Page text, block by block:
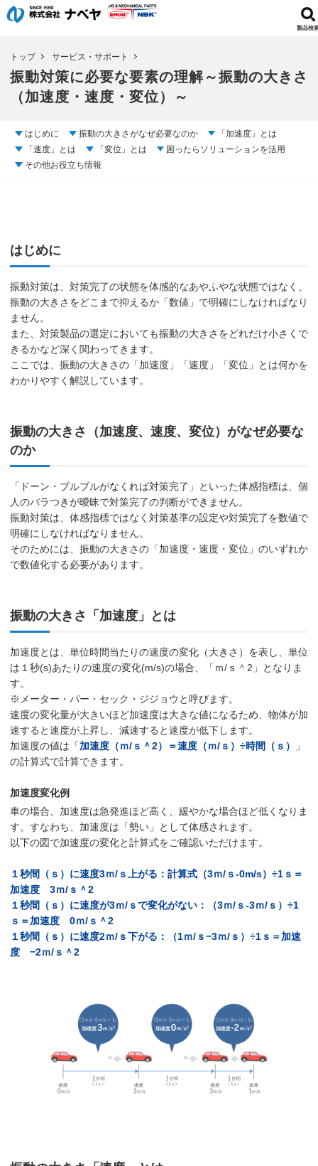
製品検
トップ サービス・サポート
振動対策に必要な要素の理解～振動の大きさ
（加速度・速度・変位）～
はじめに 振動の大きさがなぜ必要なのか
「加速度」とは
「速度」とは
「変位」とは
困ったらソリューションを活用
その他お役立ち情報
はじめに
振動対策は、対策完了の状態を体感的なあやふやな状態ではなく、
振動の大きさをどこまで抑えるか「数値」で明確にしなければなり
ません。
また、対策製品の選定においても振動の大きさをどれだけ小さくで
きるかなど深く関わってきます。
ここでは、振動の大きさの「加速度」「速度」「変位」とは何かを
わかりやすく解説しています。
振動の大きさ（加速度、速度、変位）がなぜ必要な
のか
「ドーン・ブルブルがなくれば対策完了」といった体感指標は、個
人のバラつきが曖昧で対策完了の判断ができません。
振動対策は、体感指標ではなく対策基準の設定や対策完了を数値で
明確にしなければなりません。
そのためには、振動の大きさの「加速度・速度・変位」のいずれか
で数値化する必要があります。
振動の大きさ「加速度」とは
加速度とは、単位時間当たりの速度の変化（大きさ）を表し、単位
は１秒(s)あたりの速度の変化(m/s)の場合、「ｍ/ｓ＾2」となりま
す。
※メーター・パー・セック・ジジョウと呼びます。
速度の変化量が大きいほど加速度は大きな値になるため、物体が加
速すると速度が上昇し、減速すると速度が低下します。
加速度の値は「加速度（ｍ/ｓ＾2）＝速度（ｍ/ｓ）÷時間（ｓ）
」
の計算式で計算できます。
加速度変化例
車の場合、加速度は急発進ほど高く、緩やかな場合ほど低くなりま
す。すなわち、加速度は「勢い」として体感されます。
以下の図で加速度の変化と計算式をご確認いただけます。
１秒間（ｓ）に速度3ｍ/ｓ上がる：計算式（3ｍ/ｓ-0m/s）÷1ｓ＝
加速度 3ｍ/ｓ＾2
１秒間（ｓ）に速度が3ｍ/ｓで変化がない：（3ｍ/ｓ-3ｍ/ｓ）÷1
ｓ＝加速度 0ｍ/ｓ＾2
１秒間（ｓ）に速度2ｍ/ｓ下がる：（1ｍ/ｓ−3ｍ/ｓ）÷1ｓ＝加速
度 −2ｍ/ｓ＾2